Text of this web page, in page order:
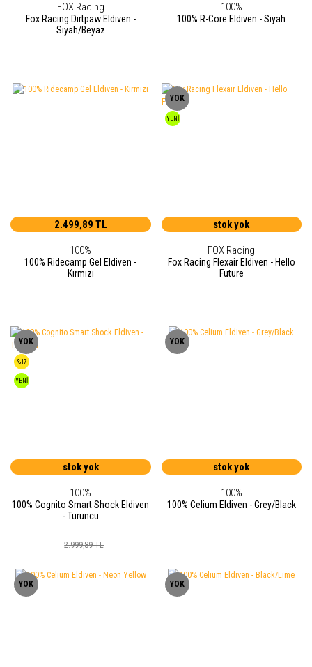
FOX Racing
Fox Racing Dirtpaw Eldiven -
Siyah/Beyaz
100%
100% R-Core Eldiven - Siyah
2.499,89 TL
100%
100% Ridecamp Gel Eldiven -
Kırmızı
YOK
YENİ
stok yok
FOX Racing
Fox Racing Flexair Eldiven - Hello
Future
YOK
%17
YENİ
stok yok
100%
100% Cognito Smart Shock Eldiven
- Turuncu
2.999,89 TL
YOK
stok yok
100%
100% Celium Eldiven - Grey/Black
YOK YOK